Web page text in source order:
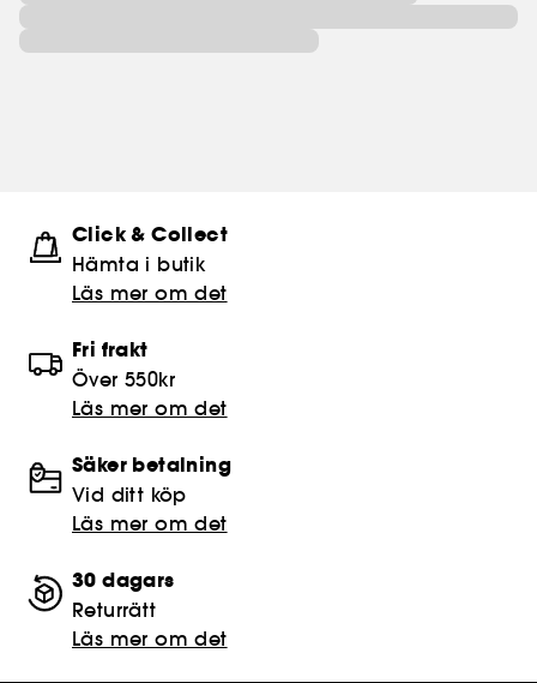
Click & Collect
Hämta i butik​
Läs mer om det
Fri frakt
Över 550kr
Läs mer om det
Säker betalning
Vid ditt köp
Läs mer om det
30 dagars
Returrätt
Läs mer om det